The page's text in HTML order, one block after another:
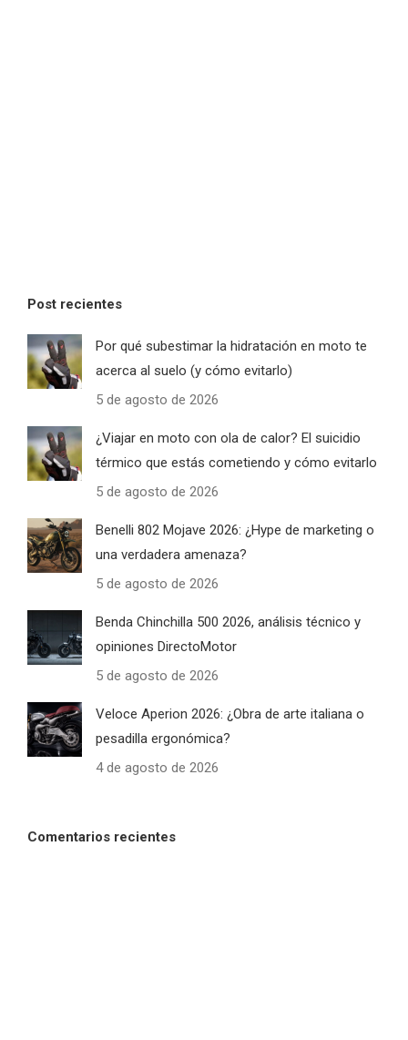
Post recientes
Por qué subestimar la hidratación en moto te
acerca al suelo (y cómo evitarlo)
5 de agosto de 2026
¿Viajar en moto con ola de calor? El suicidio
térmico que estás cometiendo y cómo evitarlo
5 de agosto de 2026
Benelli 802 Mojave 2026: ¿Hype de marketing o
una verdadera amenaza?
5 de agosto de 2026
Benda Chinchilla 500 2026, análisis técnico y
opiniones DirectoMotor
5 de agosto de 2026
Veloce Aperion 2026: ¿Obra de arte italiana o
pesadilla ergonómica?
4 de agosto de 2026
Comentarios recientes